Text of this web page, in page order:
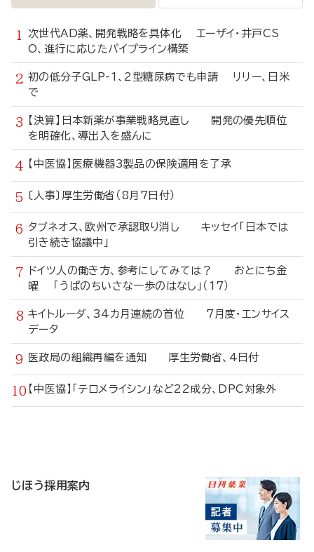
次世代AD薬、開発戦略を具体化 エーザイ・井戸CS
O、進行に応じたパイプライン構築
初の低分子GLP-1、2型糖尿病でも申請 リリー、日米
で
【決算】日本新薬が事業戦略見直し 開発の優先順位
を明確化、導出入を盛んに
【中医協】医療機器3製品の保険適用を了承
〔人事〕厚生労働省（8月7日付）
タブネオス、欧州で承認取り消し キッセイ「日本では
引き続き協議中」
ドイツ人の働き方、参考にしてみては？ おとにち金
曜 「うぱのちいさな一歩のはなし」（17）
キイトルーダ、34カ月連続の首位 7月度・エンサイス
データ
医政局の組織再編を通知 厚生労働省、4日付
【中医協】「テロメライシン」など22成分、DPC対象外
じほう採用案内